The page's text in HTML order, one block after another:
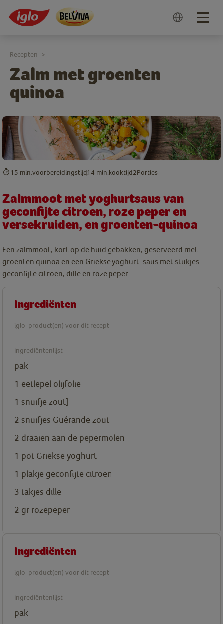
Zalm met groenten
quinoa
Recepten >
15 min. voorbereidingstijd14 min. kooktijd2Porties
Zalmmoot met yoghurtsaus van
geconfijte citroen, roze peper en
versekruiden, en groenten-quinoa
Een zalmmoot, kort op de huid gebakken, geserveerd met
groenten quinoa en een Griekse yoghurt-saus met stukjes
geconfijte citroen, dille en roze peper.
Ingrediënten
iglo-product(en) voor dit recept
Ingrediëntenlijst
pak
1 eetlepel olijfolie
1 snuifje zout]
2 snuifjes Guérande zout
2 draaien aan de pepermolen
1 pot Griekse yoghurt
1 plakje geconfijte citroen
3 takjes dille
2 gr rozepeper
Ingrediënten
iglo-product(en) voor dit recept
Ingrediëntenlijst
pak